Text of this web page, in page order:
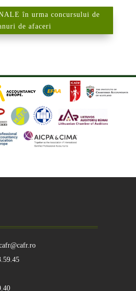
în urma concursului de
de afaceri